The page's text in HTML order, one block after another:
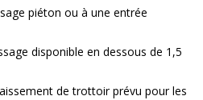
piéton ou à une entrée
disponible en dessous de 1,5
de trottoir prévu pour les